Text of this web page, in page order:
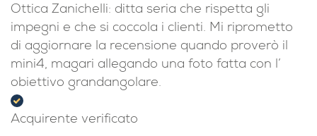
dal box/scatola alla borsa per trasportarlo, è
super leggero e compatto. Inoltre ho trovato
una gradita sorpresa: l’obiettivo grandangolare.
Ottica Zanichelli: ditta seria che rispetta gli
impegni e che si coccola i clienti. Mi riprometto
di aggiornare la recensione quando proverò il
mini4, magari allegando una foto fatta con l’